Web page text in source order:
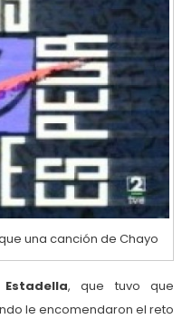
una canción de Chayo
, que tuvo que
le encomendaron el reto